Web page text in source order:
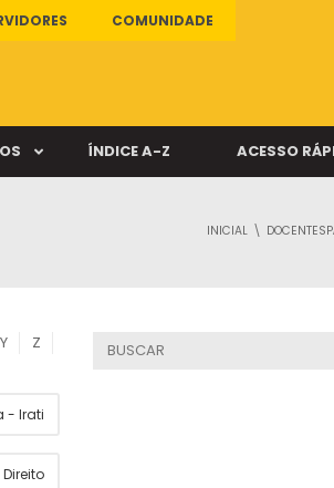
COMUNIDADE
ÍNDICE A-Z ACESSO
INICIAL DOCENTES
Y Z
- Irati
Direito